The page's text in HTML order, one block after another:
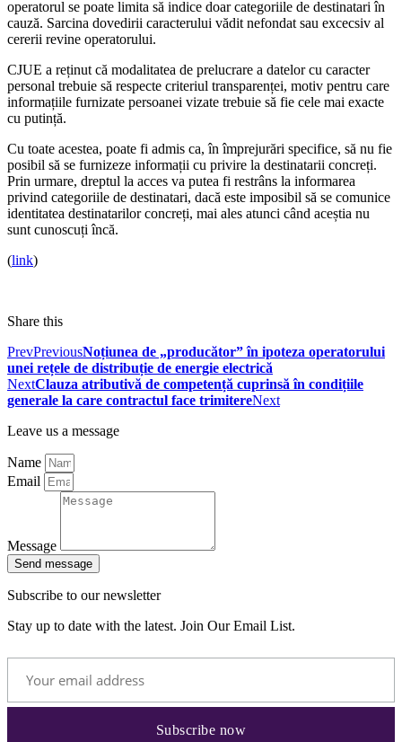
operatorul se poate limita să indice doar categoriile de destinatari în
cauză. Sarcina dovedirii caracterului vădit nefondat sau excecsiv al
cererii revine operatorului.
CJUE a reținut că modalitatea de prelucrare a datelor cu caracter
personal trebuie să respecte criteriul transparenței, motiv pentru care
informațiile furnizate persoanei vizate trebuie să fie cele mai exacte
cu putință.
Cu toate acestea, poate fi admis ca, în împrejurări specifice, să nu fie
posibil să se furnizeze informații cu privire la destinatarii concreți.
Prin urmare, dreptul la acces va putea fi restrâns la informarea
privind categoriile de destinatari, dacă este imposibil să se comunice
identitatea destinatarilor concreți, mai ales atunci când aceștia nu
sunt cunoscuți încă.
(link)
Share this
PrevPreviousNoțiunea de „producător” în ipoteza operatorului
unei rețele de distribuție de energie electrică
NextClauza atributivă de competență cuprinsă în condițiile
generale la care contractul face trimitereNext
Leave us a message
Name
Email
Message
Send message
Subscribe to our newsletter
Stay up to date with the latest. Join Our Email List.